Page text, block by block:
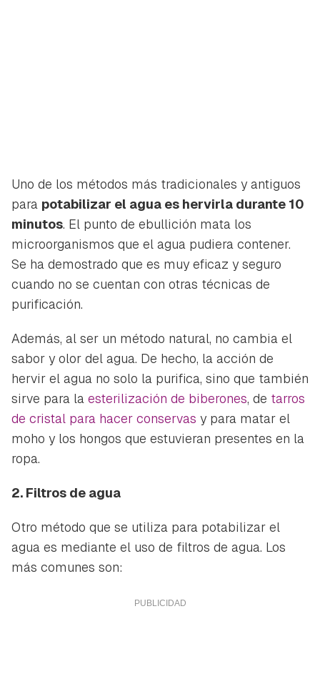
Uno de los métodos más tradicionales y antiguos
para potabilizar el agua es hervirla durante 10
minutos. El punto de ebullición mata los
microorganismos que el agua pudiera contener.
Se ha demostrado que es muy eficaz y seguro
cuando no se cuentan con otras técnicas de
purificación.
Además, al ser un método natural, no cambia el
sabor y olor del agua. De hecho, la acción de
hervir el agua no solo la purifica, sino que también
sirve para la esterilización de biberones, de tarros
de cristal para hacer conservas y para matar el
moho y los hongos que estuvieran presentes en la
ropa.
2. Filtros de agua
Otro método que se utiliza para potabilizar el
agua es mediante el uso de filtros de agua. Los
más comunes son: